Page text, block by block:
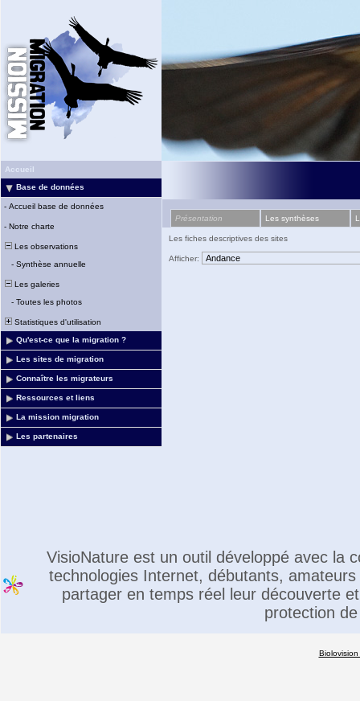
Accueil
Base de données
- Accueil base de données
- Notre charte
Les observations
- Synthèse annuelle
Les galeries
- Toutes les photos
Statistiques d'utilisation
Qu'est-ce que la migration ?
Les sites de migration
Connaître les migrateurs
Ressources et liens
La mission migration
Les partenaires
Présentation Les synthèses
Les fiches descriptives des sites
Afficher:
VisioNature est un outil développé avec la
technologies Internet, débutants,
partager en temps réel leur découverte
protection
Biolovision